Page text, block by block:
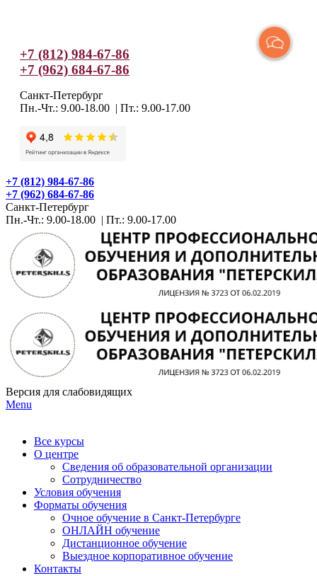
+7 (812) 984-67-86
+7 (962) 684-67-86
Санкт-Петербург
Пн.-Чт.: 9.00-18.00 | Пт.: 9.00-17.00
+7 (812) 984-67-86
+7 (962) 684-67-86
Санкт-Петербург
Пн.-Чт.: 9.00-18.00 | Пт.: 9.00-17.00
Версия для слабовидящих
Menu
Все курсы
О центре
Сведения об образовательной организации
Сотрудничество
Условия обучения
Форматы обучения
Очное обучение в Санкт-Петербурге
ОНЛАЙН обучение
Дистанционное обучение
Выездное корпоративное обучение
Контакты